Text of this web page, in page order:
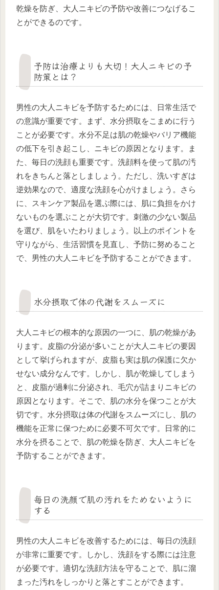
乾燥を防ぎ、大人ニキビの予防や改善につなげるこ
とができるのです。
予防は治療よりも大切！大人ニキビの予
防策とは？
男性の大人ニキビを予防するためには、日常生活で
の意識が重要です。まず、水分摂取をこまめに行う
ことが必要です。水分不足は肌の乾燥やバリア機能
の低下を引き起こし、ニキビの原因となります。ま
た、毎日の洗顔も重要です。洗顔料を使って肌の汚
れをきちんと落としましょう。ただし、洗いすぎは
逆効果なので、適度な洗顔を心がけましょう。さら
に、スキンケア製品を選ぶ際には、肌に負担をかけ
ないものを選ぶことが大切です。刺激の少ない製品
を選び、肌をいたわりましょう。以上のポイントを
守りながら、生活習慣を見直し、予防に努めること
で、男性の大人ニキビを予防することができます。
水分摂取で体の代謝をスムーズに
大人ニキビの根本的な原因の一つに、肌の乾燥があ
ります。皮脂の分泌が多いことが大人ニキビの要因
として挙げられますが、皮脂も実は肌の保護に欠か
せない成分なんです。しかし、肌が乾燥してしまう
と、皮脂が過剰に分泌され、毛穴が詰まりニキビの
原因となります。そこで、肌の水分を保つことが大
切です。水分摂取は体の代謝をスムーズにし、肌の
機能を正常に保つために必要不可欠です。日常的に
水分を摂ることで、肌の乾燥を防ぎ、大人ニキビを
予防することができます。
毎日の洗顔で肌の汚れをためないように
する
男性の大人ニキビを改善するためには、毎日の洗顔
が非常に重要です。しかし、洗顔をする際には注意
が必要です。適切な洗顔方法を守ることで、肌に溜
まった汚れをしっかりと落とすことができます。